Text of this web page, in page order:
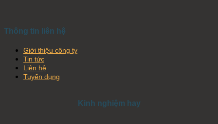
Thông tin liên hệ
Giới thiệu công ty
Tin tức
Liên hệ
Tuyển dụng
Kinh nghiệm hay